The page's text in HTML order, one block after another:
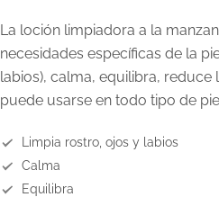
La loción limpiadora a la
necesidades específicas de la
labios), calma, equilibra, reduce
puede usarse en todo tipo de
Limpia rostro, ojos y labios
Calma
Equilibra